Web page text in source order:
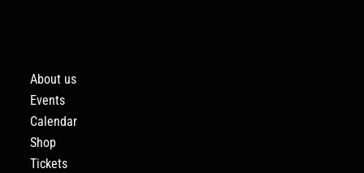
About us
Events
Calendar
Shop
Tickets